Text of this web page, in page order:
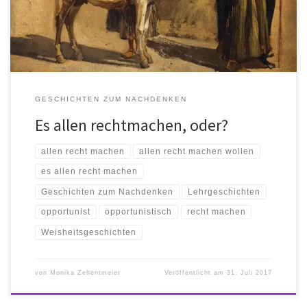
Junge führte. „Der arme Junge“, […]
GESCHICHTEN ZUM NACHDENKEN
Es allen rechtmachen, oder?
allen recht machen allen recht machen wollen
es allen recht machen
Geschichten zum Nachdenken Lehrgeschichten
opportunist opportunistisch recht machen
Weisheitsgeschichten
von Monika Zehentmeier Veröffentlicht am31. Juli 2017